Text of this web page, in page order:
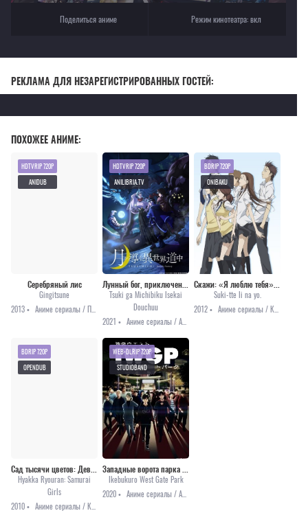
Поделиться аниме Режим кинотеатра:вкл
РЕКЛАМА ДЛЯ НЕЗАРЕГИСТРИРОВАННЫХ ГОСТЕЙ:
ПОХОЖЕЕ АНИМЕ:
Серебряный лис
Gingitsune
2013 •
HDTVRIP 720P
ANIDUB
Tsuki ga Michibiku Isekai
Douchuu
2021 •
HDTVRIP 720P
ANILIBRIA.TV
Suki-tte Ii na yo.
2012 •
BDRIP 720P
ONIBAKU
Сад тысячи цветов: Девушки-самураи
Hyakka Ryouran: Samurai
Girls
2010 •
Аниме сериалы / Комедия / Приключения / Этти
BDRIP 720P
OPENDUB
Западные ворота парка Икэбукуро
Ikebukuro West Gate Park
2020 •
Аниме сериалы / Аниме 2020 / Детектив
WEB-DLRIP 720P
STUDIOBAND